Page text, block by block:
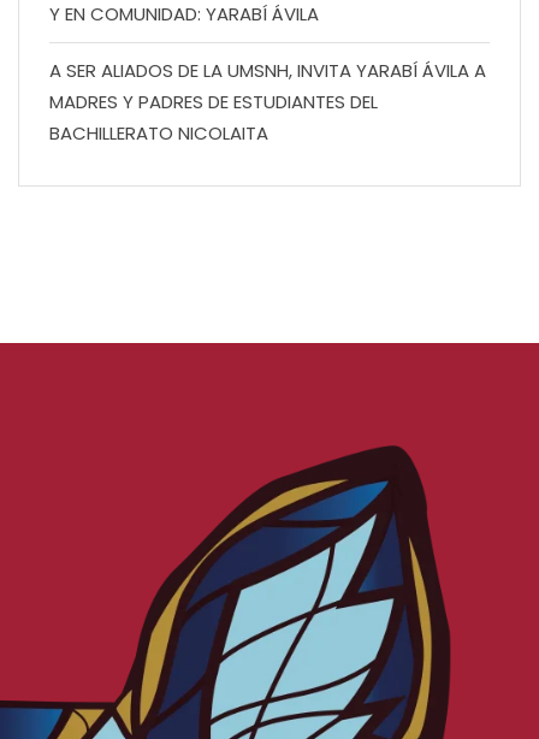
Y EN COMUNIDAD: YARABÍ ÁVILA
A SER ALIADOS DE LA UMSNH, INVITA YARABÍ ÁVILA A
MADRES Y PADRES DE ESTUDIANTES DEL
BACHILLERATO NICOLAITA